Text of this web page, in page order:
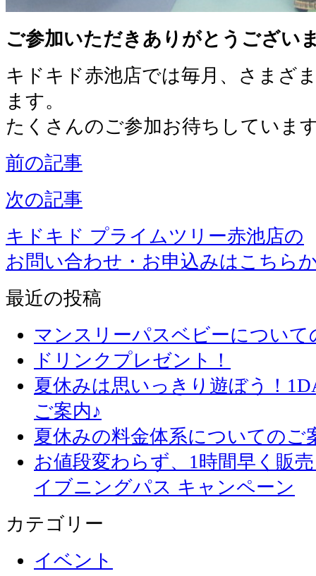
ご参加いただきありがとうござい
キドキド赤池店では毎月、さまざ
ます。
たくさんのご参加お待ちしていま
前の記事
次の記事
キドキド プライムツリー赤池店の
お問い合わせ・お申込みはこちら
最近の投稿
マンスリーパスベビーについて
ドリンクプレゼント！
夏休みは思いっきり遊ぼう！
ご案内♪
夏休みの料金体系についてのご
お値段変わらず、1
イブニングパス キャンペーン
カテゴリー
イベント